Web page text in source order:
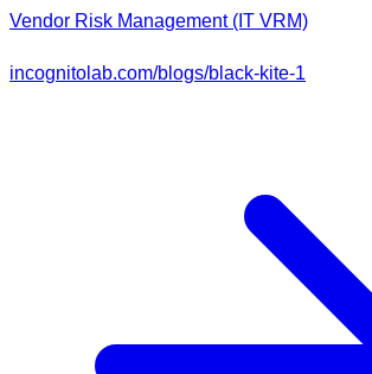
Vendor Risk Management (IT VRM)
incognitolab.com/blogs/black-kite-1